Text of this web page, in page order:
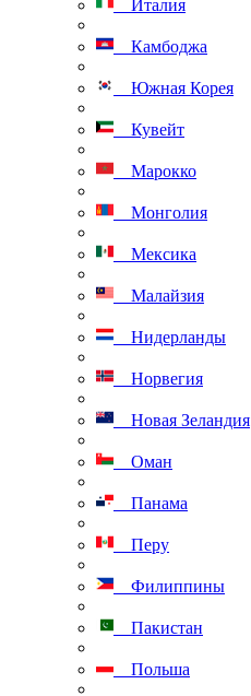
Италия
Камбоджа
Южная Корея
Кувейт
Марокко
Монголия
Мексика
Малайзия
Нидерланды
Норвегия
Новая Зеландия
Оман
Панама
Перу
Филиппины
Пакистан
Польша